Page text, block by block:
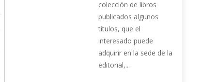
colección de libros
publicados algunos
títulos, que el
interesado puede
adquirir en la sede de la
editorial,...